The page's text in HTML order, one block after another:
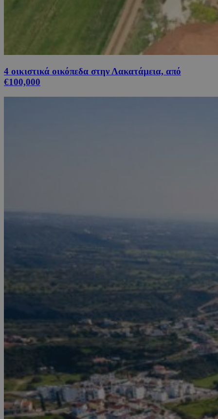
4 οικιστικά οικόπεδα στην Λακατάμεια, από
€100,000